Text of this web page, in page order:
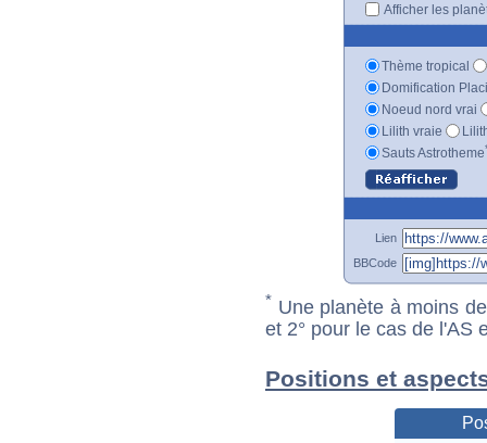
Afficher les
Thème tropical
Domification
Noeud nord vrai
Lilith vraie
Sauts Astrotheme
Lien
BBCode
* Une planète à moins
et 2° pour le cas de l'AS
Positions et